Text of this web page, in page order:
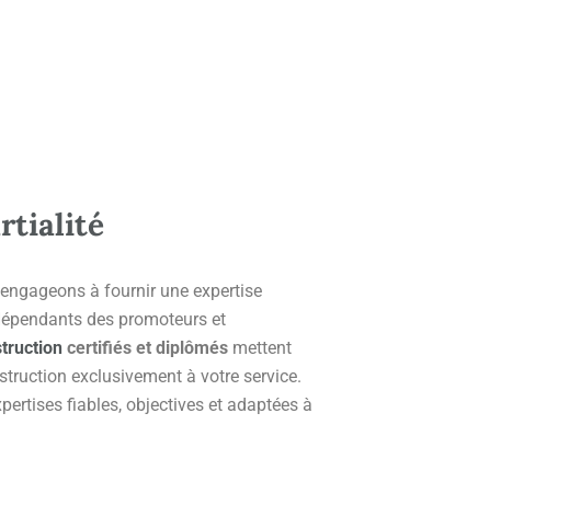
à fournir une expertise
des promoteurs et
certifiés et diplômés mettent
exclusivement à votre service.
fiables, objectives et adaptées à